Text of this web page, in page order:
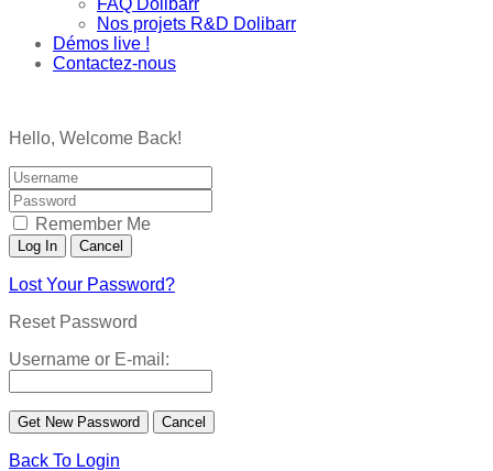
Nos projets R&D Dolibarr
Démos live !
Contactez-nous
Hello, Welcome Back!
Remember Me
Lost Your Password?
Reset Password
Username or E-mail:
Back To Login